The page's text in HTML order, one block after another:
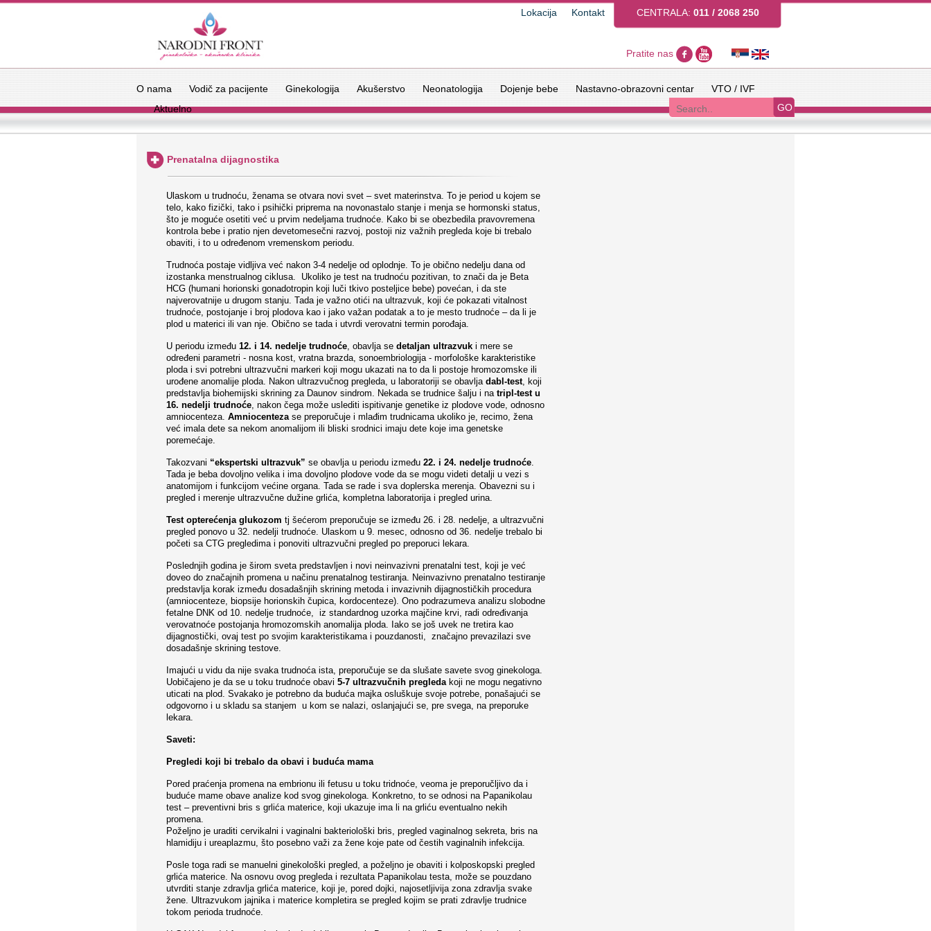
Lokacija Kontakt CENTRALA: 011 / 2068 250
Pratite nas
O nama Vodič za pacijente Ginekologija Akušerstvo Neonatologija Dojenje bebe Nastavno-obrazovni centar
VTO / IVF
Aktuelno
Prenatalna dijagnostika
Ulaskom u trudnoću, ženama se otvara novi svet – svet materinstva. To je period u kojem se
telo, kako fizički, tako i psihički priprema na novonastalo stanje i menja se hormonski status,
što je moguće osetiti već u prvim nedeljama trudnoće. Kako bi se obezbedila pravovremena
kontrola bebe i pratio njen devetomesečni razvoj, postoji niz važnih pregleda koje bi trebalo
obaviti, i to u određenom vremenskom periodu.
Trudnoća postaje vidljiva već nakon 3-4 nedelje od oplodnje. To je obično nedelju dana od
izostanka menstrualnog ciklusa. Ukoliko je test na trudnoću pozitivan, to znači da je Beta
HCG (humani horionski gonadotropin koji luči tkivo posteljice bebe) povećan, i da ste
najverovatnije u drugom stanju. Tada je važno otići na ultrazvuk, koji će pokazati vitalnost
trudnoće, postojanje i broj plodova kao i jako važan podatak a to je mesto trudnoće – da li je
plod u materici ili van nje. Obično se tada i utvrdi verovatni termin porođaja.
U periodu između 12. i 14. nedelje trudnoće, obavlja se detaljan ultrazvuk i mere se
određeni parametri - nosna kost, vratna brazda, sonoembriologija - morfološke karakteristike
ploda i svi potrebni ultrazvučni markeri koji mogu ukazati na to da li postoje hromozomske ili
urođene anomalije ploda. Nakon ultrazvučnog pregleda, u laboratoriji se obavlja dabl-test, koji
predstavlja biohemijski skrining za Daunov sindrom. Nekada se trudnice šalju i na tripl-test u
16. nedelji trudnoće, nakon čega može uslediti ispitivanje genetike iz plodove vode, odnosno
amniocenteza. Amniocentezase preporučuje i mlađim trudnicama ukoliko je, recimo, žena
već imala dete sa nekom anomalijom ili bliski srodnici imaju dete koje ima genetske
poremećaje.
Takozvani “ekspertski ultrazvuk” se obavlja u periodu između 22. i 24. nedelje trudnoće.
Tada je beba dovoljno velika i ima dovoljno plodove vode da se mogu videti detalji u vezi s
anatomijom i funkcijom većine organa. Tada se rade i sva doplerska merenja. Obavezni su i
pregled i merenje ultrazvučne dužine grlića, kompletna laboratorija i pregled urina.
Test opterećenja glukozom tj šećerom preporučuje se između 26. i 28. nedelje, a ultrazvučni
pregled ponovo u 32. nedelji trudnoće. Ulaskom u 9. mesec, odnosno od 36. nedelje trebalo bi
početi sa CTG pregledima i ponoviti ultrazvučni pregled po preporuci lekara.
Poslednjih godina je širom sveta predstavljen i novi neinvazivni prenatalni test, koji je već
doveo do značajnih promena u načinu prenatalnog testiranja. Neinvazivno prenatalno testiranje
predstavlja korak između dosadašnjih skrining metoda i invazivnih dijagnostičkih procedura
(amniocenteze, biopsije horionskih čupica, kordocenteze). Ono podrazumeva analizu slobodne
fetalne DNK od 10. nedelje trudnoće, iz standardnog uzorka majčine krvi, radi određivanja
verovatnoće postojanja hromozomskih anomalija ploda. Iako se još uvek ne tretira kao
dijagnostički, ovaj test po svojim karakteristikama i pouzdanosti, značajno prevazilazi sve
dosadašnje skrining testove.
Imajući u vidu da nije svaka trudnoća ista, preporučuje se da slušate savete svog ginekologa.
Uobičajeno je da se u toku trudnoće obavi 5-7 ultrazvučnih pregleda koji ne mogu negativno
uticati na plod. Svakako je potrebno da buduća majka osluškuje svoje potrebe, ponašajući se
odgovorno i u skladu sa stanjem u kom se nalazi, oslanjajući se, pre svega, na preporuke
lekara.
Saveti:
Pregledi koji bi trebalo da obavi i buduća mama
Pored praćenja promena na embrionu ili fetusu u toku tridnoće, veoma je preporučljivo da i
buduće mame obave analize kod svog ginekologa. Konkretno, to se odnosi na Papanikolau
test – preventivni bris s grlića materice, koji ukazuje ima li na grliću eventualno nekih
promena.
Poželjno je uraditi cervikalni i vaginalni bakteriološki bris, pregled vaginalnog sekreta, bris na
hlamidiju i ureaplazmu, što posebno važi za žene koje pate od čestih vaginalnih infekcija.
Posle toga radi se manuelni ginekološki pregled, a poželjno je obaviti i kolposkopski pregled
grlića materice. Na osnovu ovog pregleda i rezultata Papanikolau testa, može se pouzdano
utvrditi stanje zdravlja grlića materice, koji je, pored dojki, najosetljivija zona zdravlja svake
žene. Ultrazvukom jajnika i materice kompletira se pregled kojim se prati zdravlje trudnice
tokom perioda trudnoće.